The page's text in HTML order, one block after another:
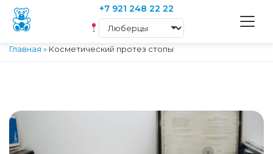
+7 921 248 22 22
Главная » Косметический протез стопы